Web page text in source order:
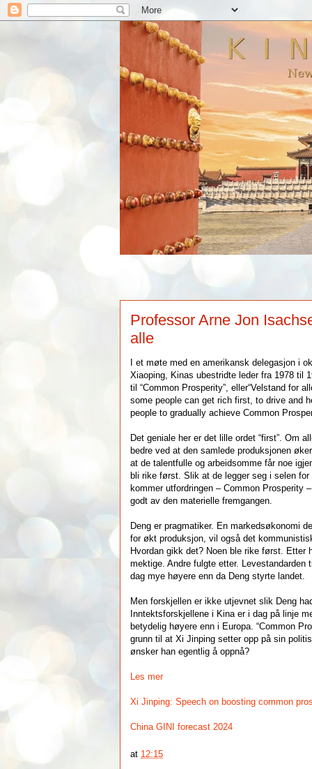
Professor Arne Jon
alle
I et møte med en amerikansk delegasjon i
Xiaoping, Kinas ubestridte leder fra 1978 til
til “Common Prosperity”, eller“Velstand for
some people can get rich first, to drive and
people to gradually achieve Common
Det geniale her er det lille ordet “first”. Om
bedre ved at den samlede produksjonen
at de talentfulle og arbeidsomme får noe
bli rike først. Slik at de legger seg i selen
kommer utfordringen – Common Prosperity
godt av den materielle fremgangen.
Deng er pragmatiker. En markedsøkonomi
for økt produksjon, vil også det
Hvordan gikk det? Noen ble rike først. Etter
mektige. Andre fulgte etter. Levestandarden
dag mye høyere enn da Deng styrte landet.
Men forskjellen er ikke utjevnet slik Deng
Inntektsforskjellene i Kina er i dag på linje
betydelig høyere enn i Europa. “Common
grunn til at Xi Jinping setter opp på sin
ønsker han egentlig å oppnå?
Les mer
Xi Jinping: Speech on boosting common
China GINI forecast 2024
at 12:15